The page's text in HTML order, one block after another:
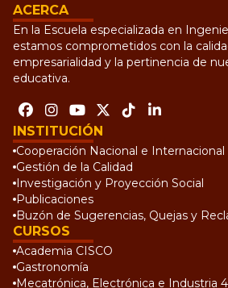
ACERCA
En la Escuela especializada en
estamos comprometidos con la
empresarialidad y la pertinencia de
educativa.
INSTITUCIÓN
Cooperación Nacional e Internacional
Gestión de la Calidad
Investigación y Proyección Social
Publicaciones
Buzón de Sugerencias, Quejas y
CURSOS
Academia CISCO
Gastronomía
Mecatrónica, Electrónica e Industria